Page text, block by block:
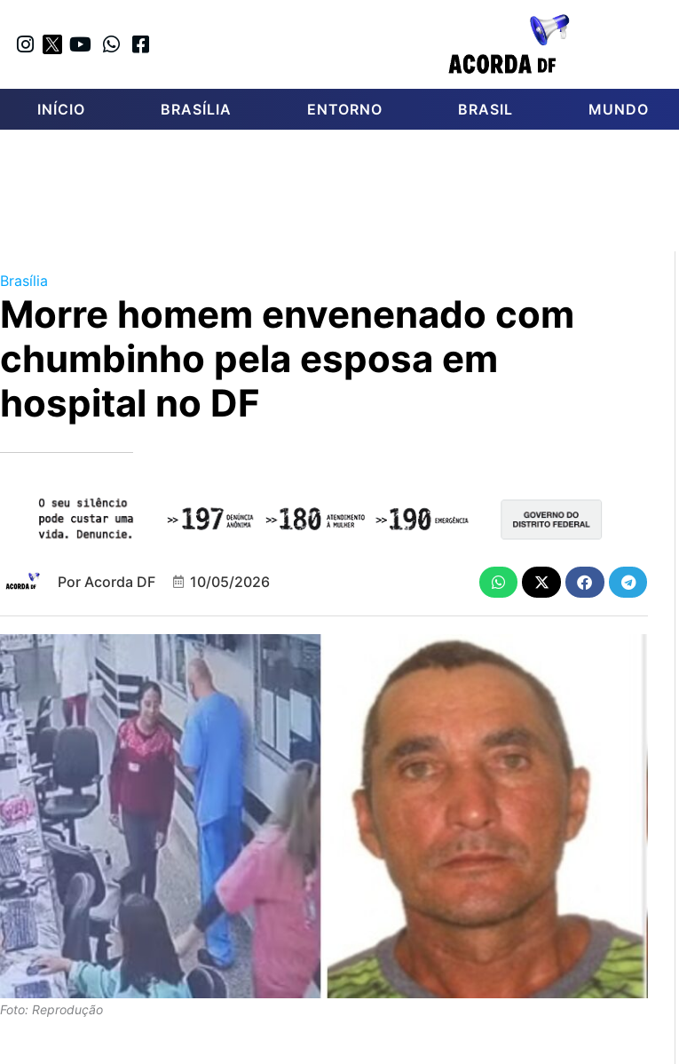
INÍCIO BRASÍLIA ENTORNO BRASIL MUNDO
Brasília
Morre homem envenenado com
chumbinho pela esposa em
hospital no DF
Por Acorda DF 10/05/2026
Foto: Reprodução